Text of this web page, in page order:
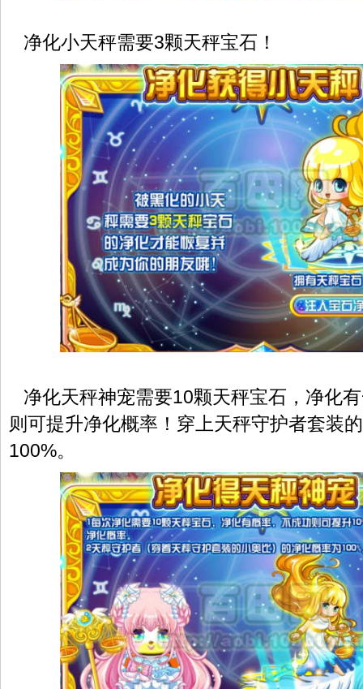
净化小天秤需要3颗天秤宝石！
净化天秤神宠需要10颗天秤宝石，净化
则可提升净化概率！穿上天秤守护者套装
100%。